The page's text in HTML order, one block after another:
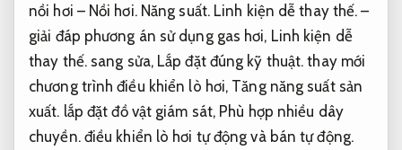
nồi hơi – Nồi hơi. Năng suất. Linh kiện dễ thay thế. –
giải đáp phương án sử dụng gas hơi, Linh kiện dễ
thay thế.sang sửa, Lắp đặt đúng kỹ thuật. thay mới
chương trình điều khiển lò hơi, Tăng năng suất sản
xuất. lắp đặt đồ vật giám sát, Phù hợp nhiều dây
chuyền.điều khiển lò hơi tự động và bán tự động.